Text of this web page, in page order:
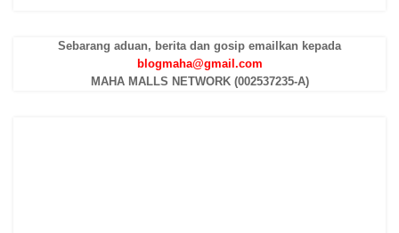
Sebarang aduan, berita dan gosip emailkan kepada
blogmaha@gmail.com
MAHA MALLS NETWORK (002537235-A)